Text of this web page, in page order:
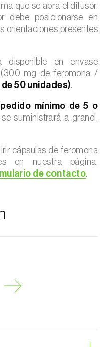
que se abra el difusor.
debe posicionarse en
orientaciones presentes
disponible en envase
(300 mg de feromona /
50 unidades).
mínimo de 5 o
suministrará a granel,
cápsulas de feromona
en nuestra página,
de contacto.